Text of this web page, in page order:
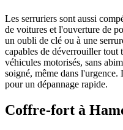
Les serruriers sont aussi
de voitures et l'ouverture de
un oubli de clé ou à une
capables de déverrouiller tout
véhicules motorisés, sans
soigné, même dans l'urgence.
pour un dépannage rapide.
Coffre-fort à